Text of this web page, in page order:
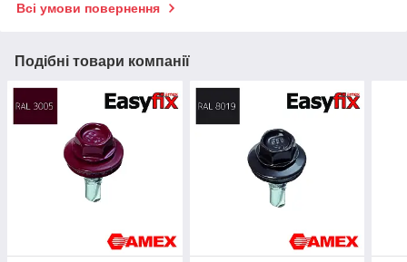
Всі умови повернення
Подібні товари компанії